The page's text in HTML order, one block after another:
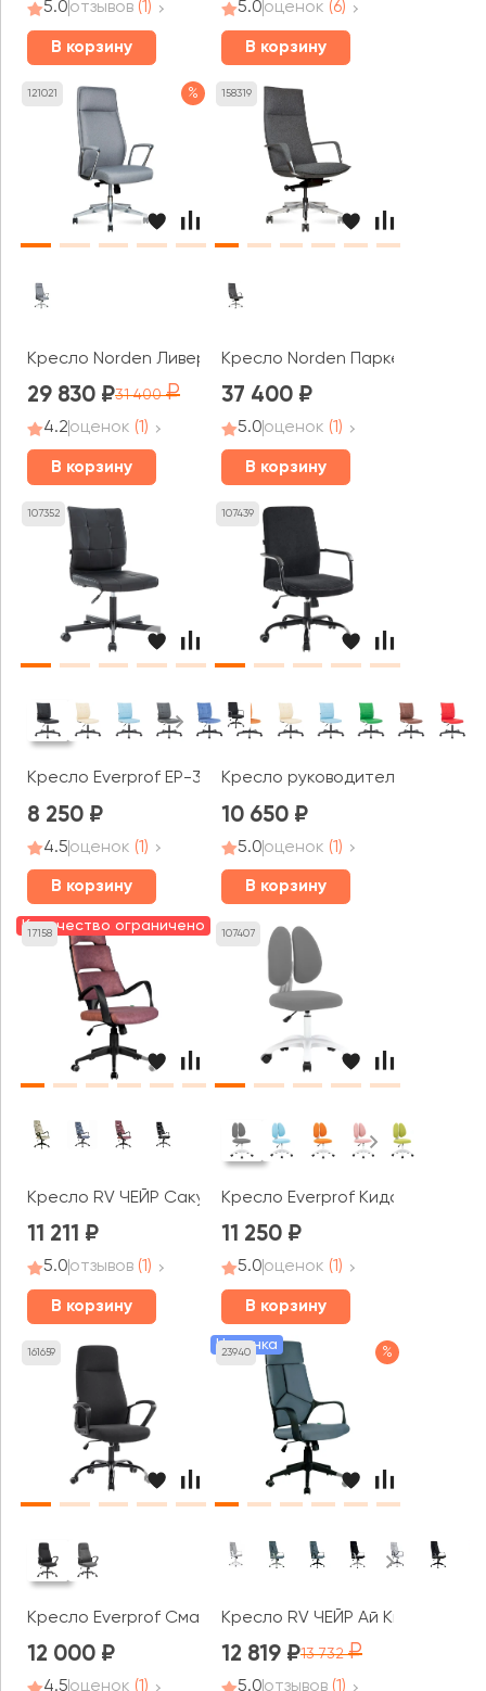
5.0отзывов (1)
В корзину
5.0оценок (6)
В корзину
121021 %
Кресло Norden Ливерпуль нью / Liverpool New
29 830 31 400
4.2оценок (1)
В корзину
158319
Кресло Norden Паркер / Parker
37 400
5.0оценок (1)
В корзину
107352
Кресло Everprof EP-300
8 250
4.5оценок (1)
В корзину
107439
Кресло руководителя Everprof
10 650
5.0оценок (1)
В корзину
17158
Количество ограничено
Кресло RV ЧЕЙР Сакура / SAKURA (черный пластик)
11 211
5.0отзывов (1)
В корзину
107407
Кресло Everprof Кидс / Kids 103
11 250
5.0оценок (1)
В корзину
161659
Кресло Everprof Смарт / Smart
12 000
4.5оценок (1)
23940
Новинка %
Кресло RV ЧЕЙР Ай Кью РВ / IQ
12 819 13 732
5.0отзывов (1)